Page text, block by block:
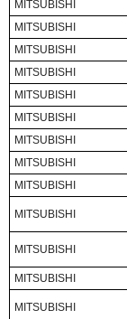
MITSUBISHI
MITSUBISHI
MITSUBISHI
MITSUBISHI
MITSUBISHI
MITSUBISHI
MITSUBISHI
MITSUBISHI
MITSUBISHI
MITSUBISHI
MITSUBISHI
MITSUBISHI
MITSUBISHI